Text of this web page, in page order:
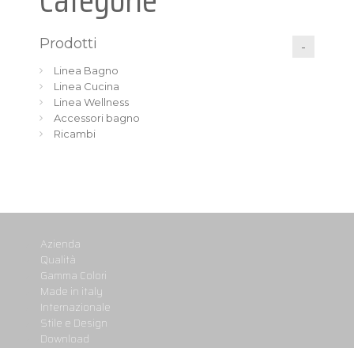
Prodotti
Linea Bagno
Linea Cucina
Linea Wellness
Accessori bagno
Ricambi
Azienda
Qualità
Gamma Colori
Made in italy
Internazionale
Stile e Design
Download